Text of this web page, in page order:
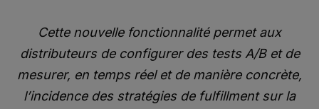
Cette nouvelle fonctionnalité permet aux
distributeurs de configurer des tests A/B et de
mesurer, en temps réel et de manière concrète,
l’incidence des stratégies de fulfillment sur la